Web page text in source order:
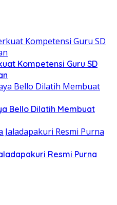
Kompetensi Guru SD
Bello Dilatih Membuat
Resmi Purna